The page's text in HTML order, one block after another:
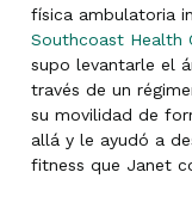
física ambulatoria
Southcoast Health
supo levantarle el
través de un
su movilidad de
allá y le ayudó a
fitness que Janet